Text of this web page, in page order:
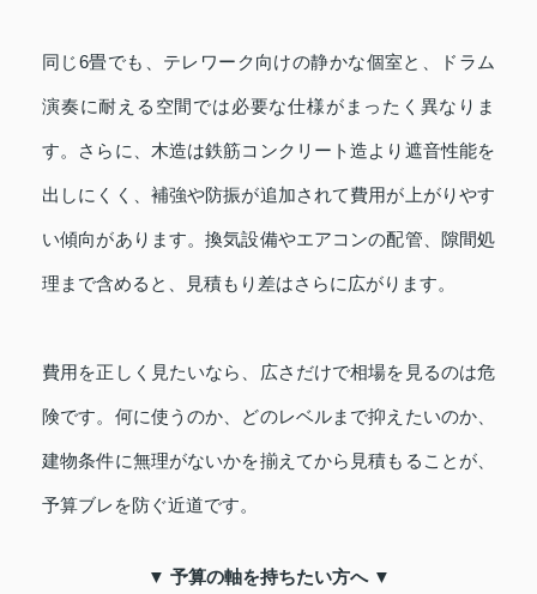
同じ6畳でも、テレワーク向けの静かな個室と、ドラム
演奏に耐える空間では必要な仕様がまったく異なりま
す。さらに、木造は鉄筋コンクリート造より遮音性能を
出しにくく、補強や防振が追加されて費用が上がりやす
い傾向があります。換気設備やエアコンの配管、隙間処
理まで含めると、見積もり差はさらに広がります。
費用を正しく見たいなら、広さだけで相場を見るのは危
険です。何に使うのか、どのレベルまで抑えたいのか、
建物条件に無理がないかを揃えてから見積もることが、
予算ブレを防ぐ近道です。
▼ 予算の軸を持ちたい方へ ▼